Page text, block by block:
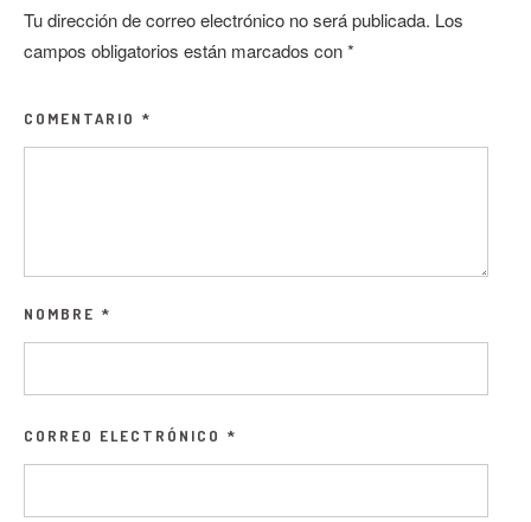
Tu dirección de correo electrónico no será publicada. Los
campos obligatorios están marcados con*
COMENTARIO *
NOMBRE *
CORREO ELECTRÓNICO *